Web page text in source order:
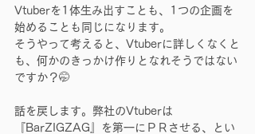
Vtuberを1体生み出すことも、1つの企画を
始めることも同じになります。
そうやって考えると、Vtuberに詳しくなくと
も、何かのきっかけ作りとなれそうではない
ですか？🤭
話を戻します。弊社のVtuberは
『BarZIGZAG』を️第一にＰＲさせる、とい